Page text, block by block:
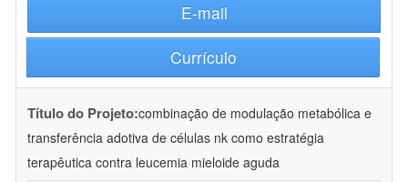
E-mail
Currículo
Título do Projeto:combinação de modulação metabólica e
transferência adotiva de células nk como estratégia
terapêutica contra leucemia mieloide aguda